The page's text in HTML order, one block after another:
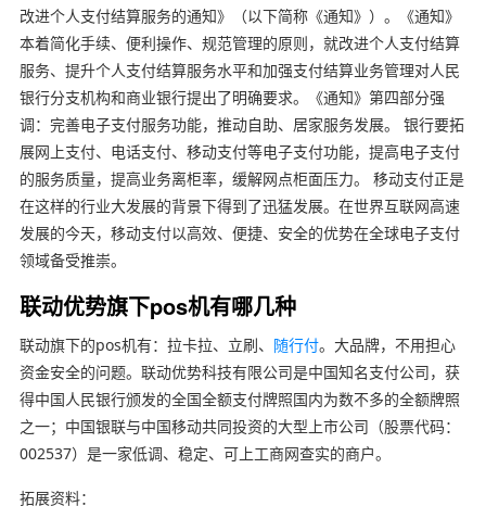
改进个人支付结算服务的通知》（以下简称《通知》）。《通知》
本着简化手续、便利操作、规范管理的原则，就改进个人支付结算
服务、提升个人支付结算服务水平和加强支付结算业务管理对人民
银行分支机构和商业银行提出了明确要求。《通知》第四部分强
调：完善电子支付服务功能，推动自助、居家服务发展。 银行要拓
展网上支付、电话支付、移动支付等电子支付功能，提高电子支付
的服务质量，提高业务离柜率，缓解网点柜面压力。 移动支付正是
在这样的行业大发展的背景下得到了迅猛发展。在世界互联网高速
发展的今天，移动支付以高效、便捷、安全的优势在全球电子支付
领域备受推崇。
联动优势旗下pos机有哪几种
联动旗下的pos机有：拉卡拉、立刷、 随行付。大品牌，不用担心
资金安全的问题。联动优势科技有限公司是中国知名支付公司，获
得中国人民银行颁发的全国全额支付牌照国内为数不多的全额牌照
之一；中国银联与中国移动共同投资的大型上市公司（股票代码：
002537）是一家低调、稳定、可上工商网查实的商户。
拓展资料：